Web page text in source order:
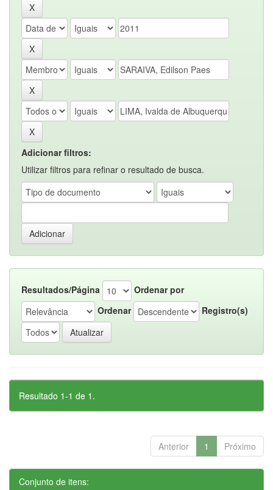
Adicionar filtros:
Utilizar filtros para refinar o resultado de busca.
Resultados/Página
Ordenar por
Ordenar
Registro(s)
Resultado 1-1 de 1.
Anterior 1 Próximo
Conjunto de itens: